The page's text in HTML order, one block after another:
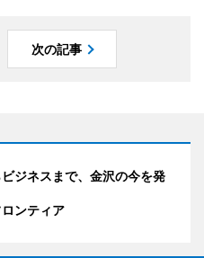
次の記事
ジネスまで、金沢の今を発
ンティア